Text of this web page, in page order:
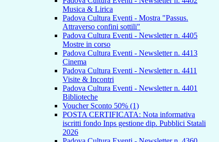
Musica & Lirica
Padova Cultura Eventi - Mostra "Passus.
Attraverso confini sottili"
Padova Cultura Eventi - Newsletter n. 4405
Mostre in corso
Padova Cultura Eventi - Newsletter n. 4413
Cinema
Padova Cultura Eventi - Newsletter n. 4411
Visite & Incontri
Padova Cultura Eventi - Newsletter n. 4401
Biblioteche
Voucher Sconto 50% (1)
POSTA CERTIFICATA: Nota informativa
iscritti fondo Inps gestione dip. Pubblici Statali
2026